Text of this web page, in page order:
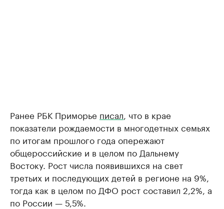
Ранее РБК Приморье писал , что в крае
показатели рождаемости в многодетных семьях
по итогам прошлого года опережают
общероссийские и в целом по Дальнему
Востоку. Рост числа появившихся на свет
третьих и последующих детей в регионе на 9%,
тогда как в целом по ДФО рост составил 2,2%, а
по России — 5,5%.